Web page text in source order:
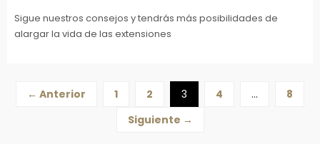
Sigue nuestros consejos y tendrás más posibilidades de
alargar la vida de las extensiones
← Anterior 1 2 3 4 …
8
Siguiente →